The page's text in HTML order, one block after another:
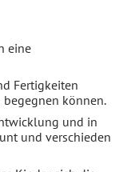
eine
Fertigkeiten
können.
und in
und verschieden